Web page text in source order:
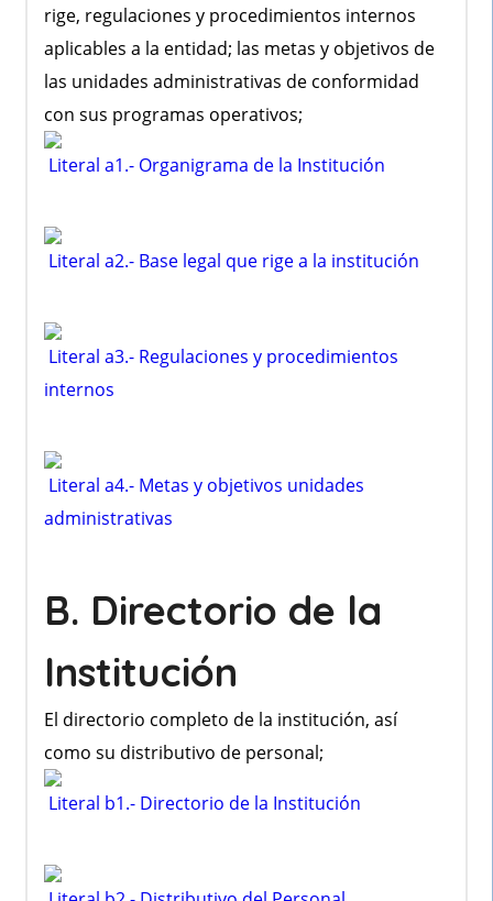
rige, regulaciones y procedimientos internos
aplicables a la entidad; las metas y objetivos de
las unidades administrativas de conformidad
con sus programas operativos;
Literal a1.- Organigrama de la Institución
Literal a2.- Base legal que rige a la institución
Literal a3.- Regulaciones y procedimientos
internos
Literal a4.- Metas y objetivos unidades
administrativas
B. Directorio de la
Institución
El directorio completo de la institución, así
como su distributivo de personal;
Literal b1.- Directorio de la Institución